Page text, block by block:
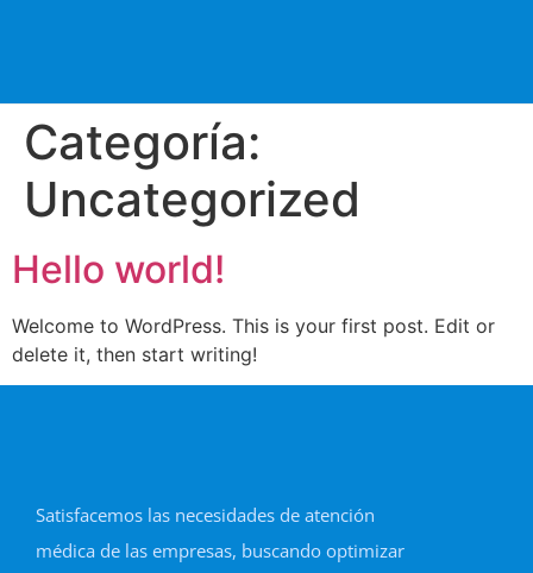
Categoría:
Uncategorized
Hello world!
Welcome to WordPress. This is your first post. Edit or
delete it, then start writing!
Satisfacemos las necesidades de atención
médica de las empresas, buscando optimizar